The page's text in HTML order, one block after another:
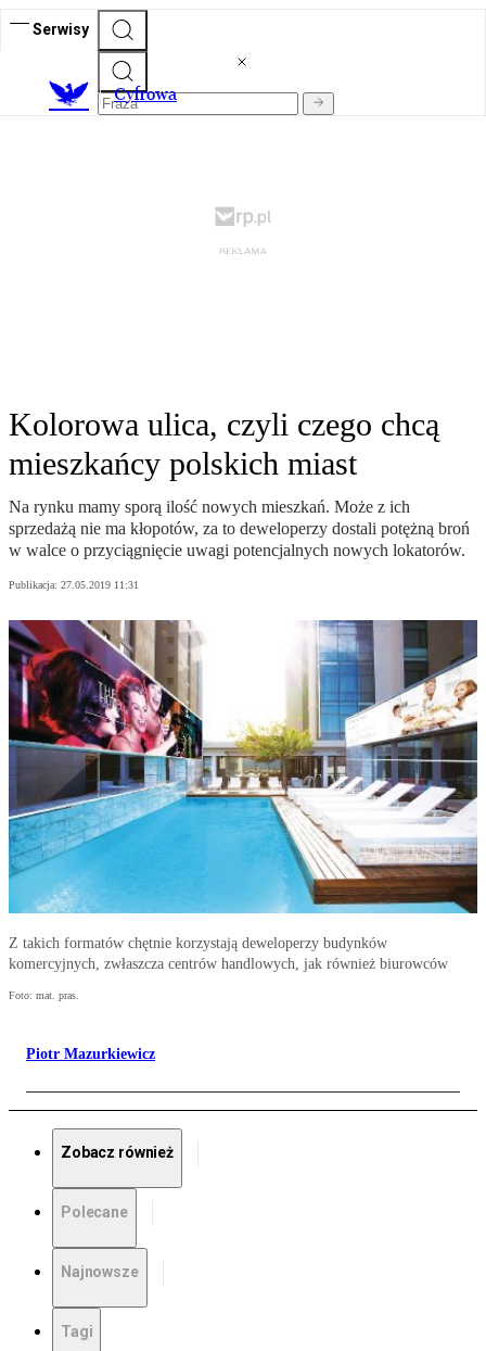
Serwisy
Cyfrowa
Kolorowa ulica, czyli czego chcą
mieszkańcy polskich miast
Na rynku mamy sporą ilość nowych mieszkań. Może z ich
sprzedażą nie ma kłopotów, za to deweloperzy dostali potężną broń
w walce o przyciągnięcie uwagi potencjalnych nowych lokatorów.
Publikacja: 27.05.2019 11:31
Z takich formatów chętnie korzystają deweloperzy budynków
komercyjnych, zwłaszcza centrów handlowych, jak również biurowców
Foto: mat. pras.
Piotr Mazurkiewicz
Zobacz również
Polecane
Najnowsze
Tagi